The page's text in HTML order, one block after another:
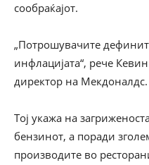
сообраќајот.
„Потрошувачите
инфлацијата“, рече
директор на Мекдоналдс.
Тој укажа на
бензинот, а поради
производите во